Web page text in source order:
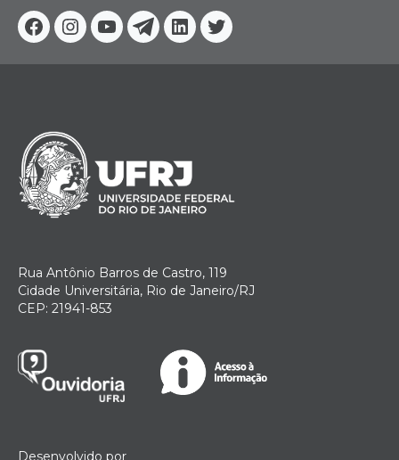
Facebook
Instagram
YoutubeTelegram
Linkedin
Twitter
Rua Antônio Barros de Castro, 119
Cidade Universitária, Rio de Janeiro/RJ
CEP: 21941-853
Desenvolvido por